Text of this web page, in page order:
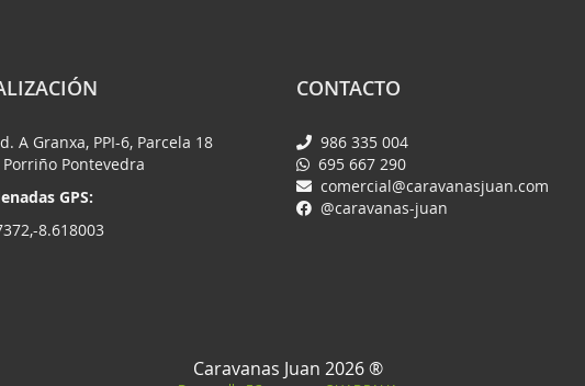
A Granxa, PPI-6, Parcela 18
Porriño Pontevedra
GPS:
8.618003
CONTACTO
986 335 004
695 667 290
comercial@caravanasjuan.com
@caravanas-juan
Caravanas Juan 2026 ®